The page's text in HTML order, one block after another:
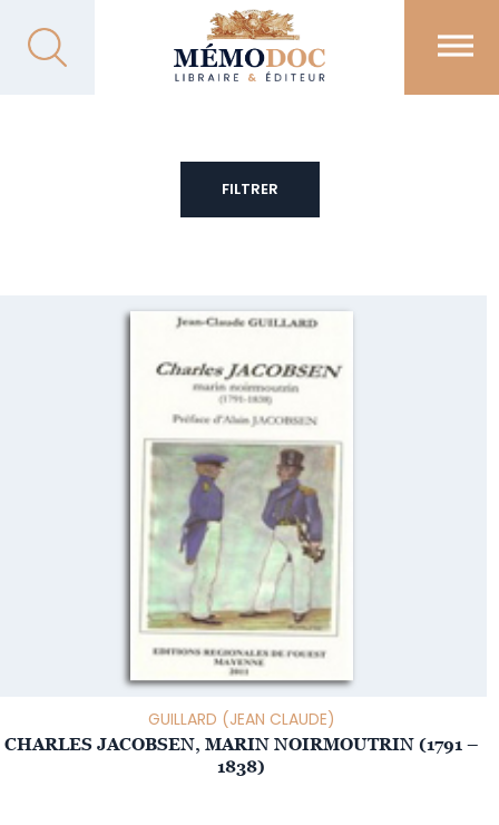
GUILLARD (JEAN CLAUDE)
CHARLES JACOBSEN, MARIN NOIRMOUTRIN (1791 –
1838)
FILTRER